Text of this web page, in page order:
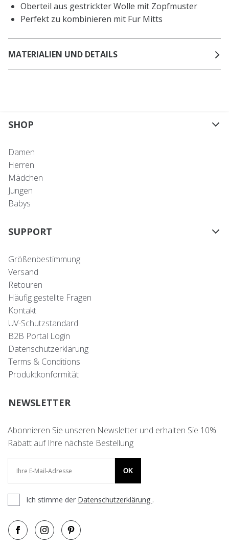
Oberteil aus gestrickter Wolle mit Zopfmuster
Perfekt zu kombinieren mit Fur Mitts
MATERIALIEN UND DETAILS
SHOP
Damen
Herren
Mädchen
Jungen
Babys
SUPPORT
Größenbestimmung
Versand
Retouren
Häufig gestellte Fragen
Kontakt
UV-Schutzstandard
B2B Portal Login
Datenschutzerklärung
Terms & Conditions
Produktkonformität
NEWSLETTER
Abonnieren Sie unseren Newsletter und erhalten Sie 10%
Rabatt auf Ihre nächste Bestellung
OK
Ich stimme der Datenschutzerklärung .